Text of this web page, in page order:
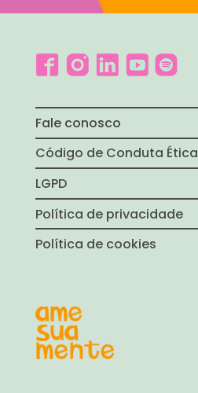
Fale conosco
Código de Conduta Ética
LGPD
Política de privacidade
Política de cookies